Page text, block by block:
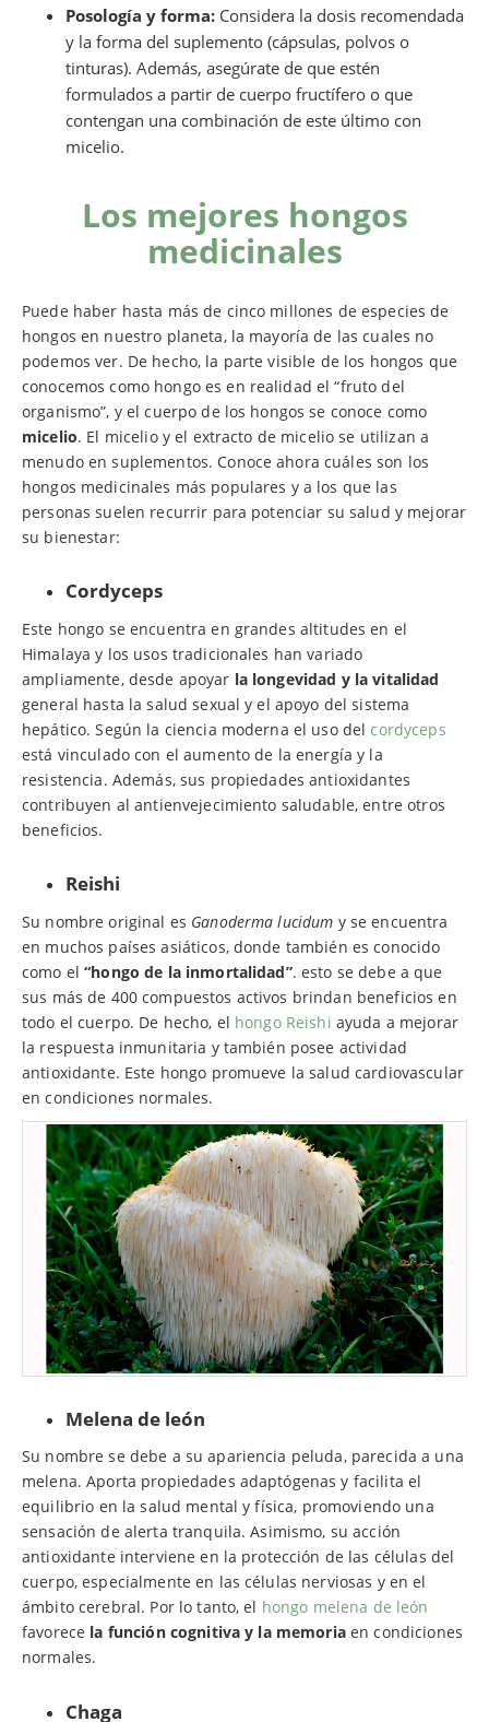
Posología y forma: Considera la dosis recomendada
y la forma del suplemento (cápsulas, polvos o
tinturas). Además, asegúrate de que estén
formulados a partir de cuerpo fructífero o que
contengan una combinación de este último con
micelio.
Los mejores hongos
medicinales
Puede haber hasta más de cinco millones de especies de
hongos en nuestro planeta, la mayoría de las cuales no
podemos ver. De hecho, la parte visible de los hongos que
conocemos como hongo es en realidad el “fruto del
organismo”, y el cuerpo de los hongos se conoce como
micelio. El micelio y el extracto de micelio se utilizan a
menudo en suplementos. Conoce ahora cuáles son los
hongos medicinales más populares y a los que las
personas suelen recurrir para potenciar su salud y mejorar
su bienestar:
Cordyceps
Este hongo se encuentra en grandes altitudes en el
Himalaya y los usos tradicionales han variado
ampliamente, desde apoyar la longevidad y la vitalidad
general hasta la salud sexual y el apoyo del sistema
hepático. Según la ciencia moderna el uso del cordyceps
está vinculado con el aumento de la energía y la
resistencia. Además, sus propiedades antioxidantes
contribuyen al antienvejecimiento saludable, entre otros
beneficios.
Reishi
Su nombre original es Ganoderma lucidum y se encuentra
en muchos países asiáticos, donde también es conocido
como el“hongo de la inmortalidad”. esto se debe a que
sus más de 400 compuestos activos brindan beneficios en
todo el cuerpo. De hecho, el hongo Reishi ayuda a mejorar
la respuesta inmunitaria y también posee actividad
antioxidante. Este hongo promueve la salud cardiovascular
en condiciones normales.
Melena de león
Su nombre se debe a su apariencia peluda, parecida a una
melena. Aporta propiedades adaptógenas y facilita el
equilibrio en la salud mental y física, promoviendo una
sensación de alerta tranquila. Asimismo, su acción
antioxidante interviene en la protección de las células del
cuerpo, especialmente en las células nerviosas y en el
ámbito cerebral. Por lo tanto, el hongo melena de león
favorece la función cognitiva y la memoriaen condiciones
normales.
Chaga